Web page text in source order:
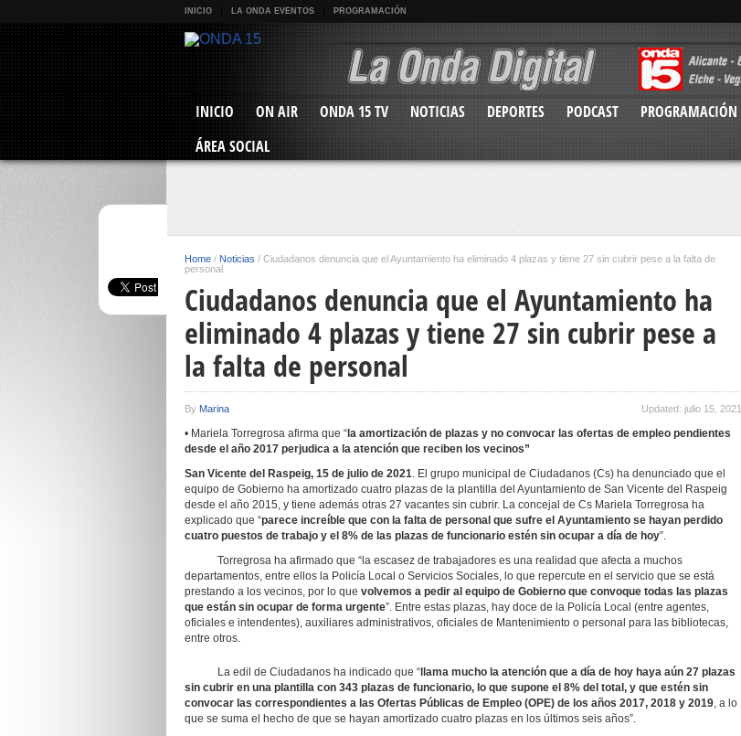
INICIO LA ONDA EVENTOS PROGRAMACIÓN
INICIO ON AIR ONDA 15 TV NOTICIAS DEPORTES PODCAST PROGRAMACIÓN
ÁREA SOCIAL
Home / Noticias / Ciudadanos denuncia que el Ayuntamiento ha eliminado 4 plazas y tiene 27 sin cubrir pese a la falta de
personal
Ciudadanos denuncia que el Ayuntamiento ha
eliminado 4 plazas y tiene 27 sin cubrir pese a
la falta de personal
By Marina Updated: julio 15, 2021
• Mariela Torregrosa afirma que “ la amortización de plazas y no convocar las ofertas de empleo pendientes
desde el año 2017 perjudica a la atención que reciben los vecinos”
San Vicente del Raspeig, 15 de julio de 2021. El grupo municipal de Ciudadanos (Cs) ha denunciado que el
equipo de Gobierno ha amortizado cuatro plazas de la plantilla del Ayuntamiento de San Vicente del Raspeig
desde el año 2015, y tiene además otras 27 vacantes sin cubrir. La concejal de Cs Mariela Torregrosa ha
explicado que “parece increíble que con la falta de personal que sufre el Ayuntamiento se hayan perdido
cuatro puestos de trabajo y el 8% de las plazas de funcionario estén sin ocupar a día de hoy”.
Torregrosa ha afirmado que “la escasez de trabajadores es una realidad que afecta a muchos
departamentos, entre ellos la Policía Local o Servicios Sociales, lo que repercute en el servicio que se está
prestando a los vecinos, por lo que volvemos a pedir al equipo de Gobierno que convoque todas las plazas
que están sin ocupar de forma urgente”. Entre estas plazas, hay doce de la Policía Local (entre agentes,
oficiales e intendentes), auxiliares administrativos, oficiales de Mantenimiento o personal para las bibliotecas,
entre otros.
La edil de Ciudadanos ha indicado que “ llama mucho la atención que a día de hoy haya aún 27 plazas
sin cubrir en una plantilla con 343 plazas de funcionario, lo que supone el 8% del total, y que estén sin
convocar las correspondientes a las Ofertas Públicas de Empleo (OPE) de los años 2017, 2018 y 2019, a lo
que se suma el hecho de que se hayan amortizado cuatro plazas en los últimos seis años”.